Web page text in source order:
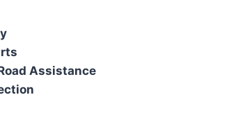
Assistance